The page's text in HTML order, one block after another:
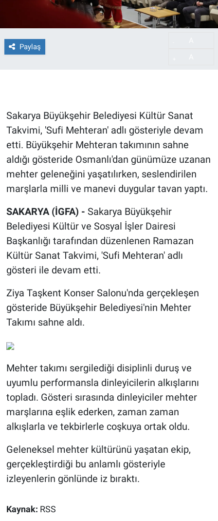
Paylaş
Sakarya Büyükşehir Belediyesi Kültür Sanat
Takvimi, 'Sufi Mehteran' adlı gösteriyle devam
etti. Büyükşehir Mehteran takımının sahne
aldığı gösteride Osmanlı'dan günümüze uzanan
mehter geleneğini yaşatılırken, seslendirilen
marşlarla milli ve manevi duygular tavan yaptı.
SAKARYA (İGFA) - Sakarya Büyükşehir
Belediyesi Kültür ve Sosyal İşler Dairesi
Başkanlığı tarafından düzenlenen Ramazan
Kültür Sanat Takvimi, 'Sufi Mehteran' adlı
gösteri ile devam etti.
Ziya Taşkent Konser Salonu'nda gerçekleşen
gösteride Büyükşehir Belediyesi'nin Mehter
Takımı sahne aldı.
Mehter takımı sergilediği disiplinli duruş ve
uyumlu performansla dinleyicilerin alkışlarını
topladı. Gösteri sırasında dinleyiciler mehter
marşlarına eşlik ederken, zaman zaman
alkışlarla ve tekbirlerle coşkuya ortak oldu.
Geleneksel mehter kültürünü yaşatan ekip,
gerçekleştirdiği bu anlamlı gösteriyle
izleyenlerin gönlünde iz bıraktı.
Kaynak: RSS